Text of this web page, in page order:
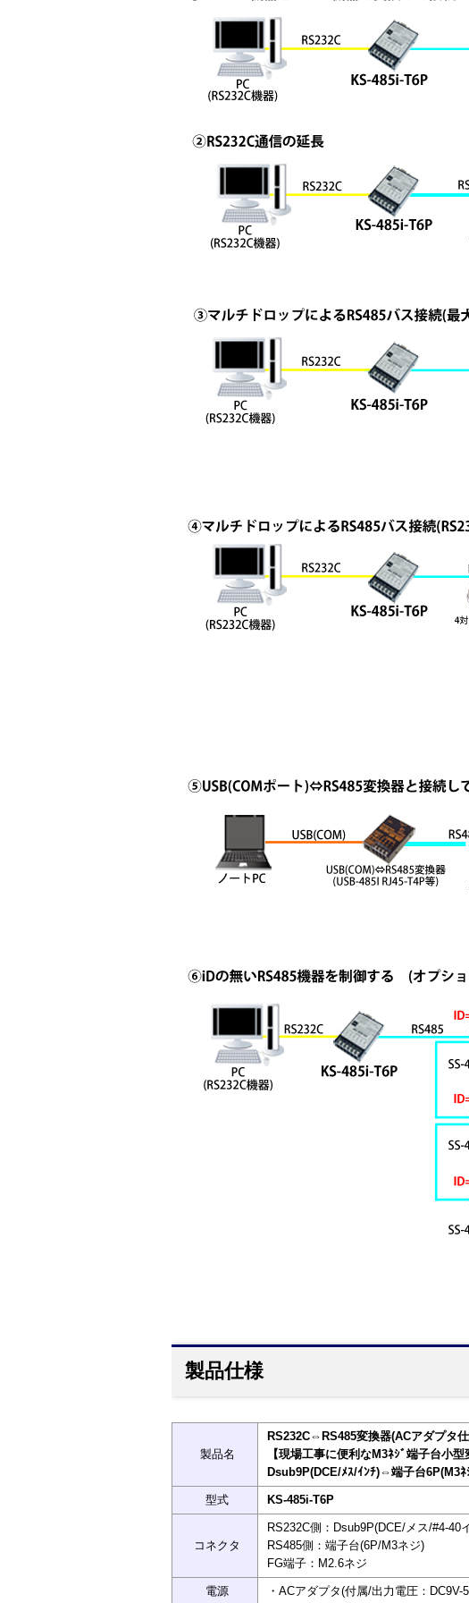
製品仕様
製品名
RS232C⇔RS485変換器(ACアダプタ仕
【現場工事に便利なM3ﾈｼﾞ端子台小型
Dsub9P(DCE/ﾒｽ/ｲﾝﾁ)⇔端子台6P(M3ﾈ
型式 KS-485i-T6P
コネクタ
RS232C側：Dsub9P(DCE/メス/#4-40
RS485側：端子台(6P/M3ネジ)
FG端子：M2.6ネジ
電源 ・ACアダプタ(付属/出力電圧：